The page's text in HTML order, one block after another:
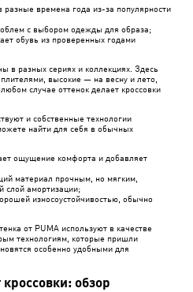
времена года из-за популярности
с выбором одежды для образа;
обувь из проверенных годами
в разных сериях и коллекциях. Здесь
высокие — на весну и лето,
случае оттенок делает кроссовки
и собственные технологии
найти для себя в обычных
ощущение комфорта и добавляет
материал прочным, но мягким,
слой амортизации;
износоустойчивостью, обычно
от PUMA используют в качестве
технологиям, которые пришли
особенно удобными для
обзор